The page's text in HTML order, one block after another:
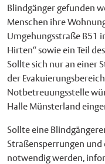
Blindgänger gefunden
Menschen ihre
Umgehungsstraße B51
Hirten“ sowie ein Teil
Sollte sich nur an einer
der
Notbetreuungsstelle
Halle Münsterland
Sollte eine
Straßensperrungen
notwendig werden,